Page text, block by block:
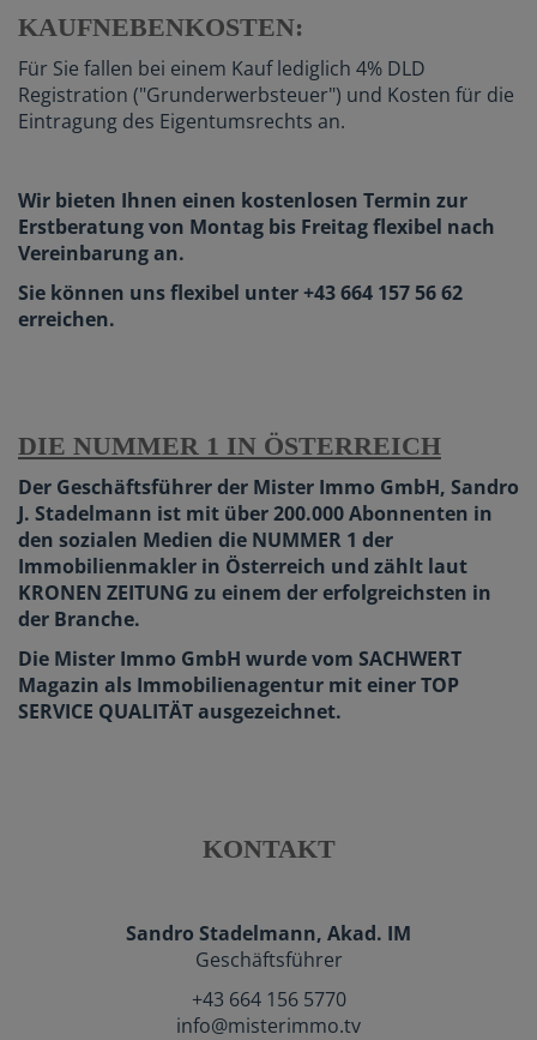
KAUFNEBENKOSTEN:
Für Sie fallen bei einem Kauf lediglich 4% DLD
Registration ("Grunderwerbsteuer") und Kosten für die
Eintragung des Eigentumsrechts an.
Wir bieten Ihnen einen kostenlosen Termin zur
Erstberatung von Montag bis Freitag flexibel nach
Vereinbarung an.
Sie können uns flexibel unter +43 664 157 56 62
erreichen.
DIE NUMMER 1 IN ÖSTERREICH
Der Geschäftsführer der Mister Immo GmbH, Sandro
J. Stadelmann ist mit über 200.000 Abonnenten in
den sozialen Medien die NUMMER 1 der
Immobilienmakler in Österreich und zählt laut
KRONEN ZEITUNG zu einem dererfolgreichsten in
der Branche.
Die Mister Immo GmbH wurde vom SACHWERT
Magazin als Immobilienagentur mit einer TOP
SERVICE QUALITÄT ausgezeichnet.
KONTAKT
Sandro Stadelmann, Akad. IM
Geschäftsführer
+43 664 156 5770
info@misterimmo.tv